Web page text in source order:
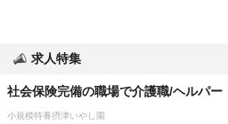
求人特集
社会保険完備の職場で介護職/ヘルパー
小規模特養摂津いやし園